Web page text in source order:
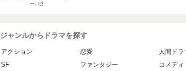
ー､他
ジャンルからドラマを探す
アクション 恋愛 人間ドラ
SF
ファンタジー コメディ